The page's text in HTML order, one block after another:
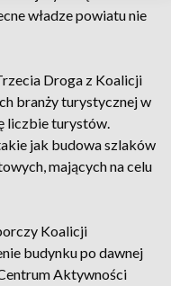
władze powiatu nie
Droga z Koalicji
branży turystycznej w
liczbie turystów.
jak budowa szlaków
mających na celu
Koalicji
budynku po dawnej
Aktywności